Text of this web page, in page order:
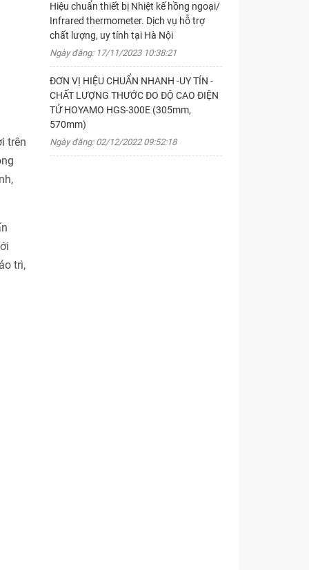
trên
trì,
Hiệu chuẩn thiết bị Nhiệt kế hồng ngoại/
Infrared thermometer. Dịch vụ hỗ trợ
chất lượng, uy tính tại Hà Nội
Ngày đăng: 17/11/2023 10:38:21
ĐƠN VỊ HIỆU CHUẨN NHANH -UY TÍN -
CHẤT LƯỢNG THƯỚC ĐO ĐỘ CAO ĐIỆN
TỬ HOYAMO HGS-300E (305mm,
570mm)
Ngày đăng: 02/12/2022 09:52:18